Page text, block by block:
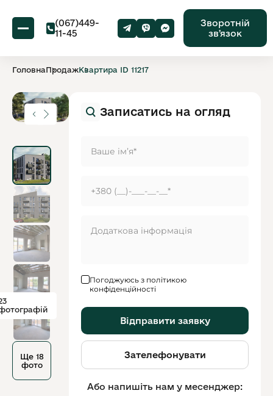
(067)449-
11-45
Зворотній
звʼязок
ГоловнаПродажКвартира ID 11217
Ще 18
фото
Записатись на огляд
Погоджуюсь з політикою
конфіденційності
Відправити заявку
Зателефонувати
Або напишіть нам у месенджер: